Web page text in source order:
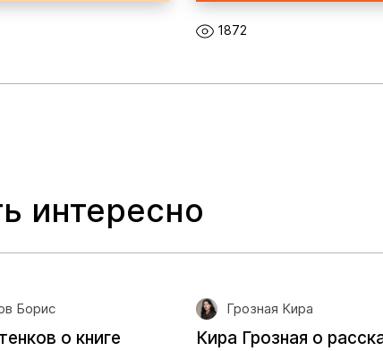
1872
интересно
Борис
о книге
Грозная Кира
Кира Грозная о